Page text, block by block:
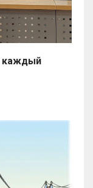
каждый